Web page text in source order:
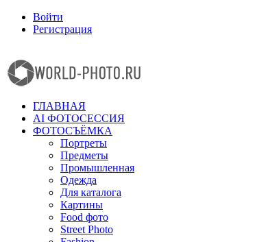
Войти
Регистрация
ГЛАВНАЯ
AI ФОТОСЕССИЯ
ФОТОСЪЁМКА
Портреты
Предметы
Промышленная
Одежда
Для каталога
Картины
Food фото
Street Photo